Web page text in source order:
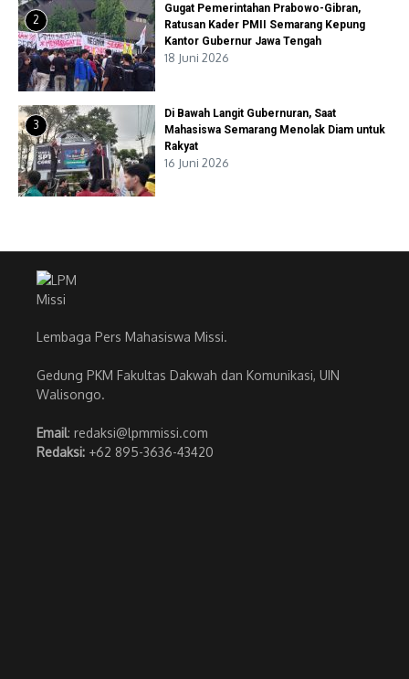
2
Gugat Pemerintahan Prabowo-Gibran,
Ratusan Kader PMII Semarang Kepung
Kantor Gubernur Jawa Tengah
18 Juni 2026
3
Di Bawah Langit Gubernuran, Saat
Mahasiswa Semarang Menolak Diam untuk
Rakyat
16 Juni 2026
Lembaga Pers Mahasiswa Missi.
Gedung PKM Fakultas Dakwah dan Komunikasi, UIN
Walisongo.
Email: redaksi@lpmmissi.com
Redaksi: +62 895-3636-43420